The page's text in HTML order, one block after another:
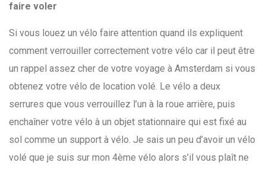
faire voler
Si vous louez un vélo faire attention quand ils expliquent
comment verrouiller correctement votre vélo car il peut être
un rappel assez cher de votre voyage à Amsterdam si vous
obtenez votre vélo de location volé. Le vélo a deux
serrures que vous verrouillez l’un à la roue arrière, puis
enchaîner votre vélo à un objet stationnaire qui est fixé au
sol comme un support à vélo. Je sais un peu d’avoir un vélo
volé que je suis sur mon 4ème vélo alors s’il vous plaît ne